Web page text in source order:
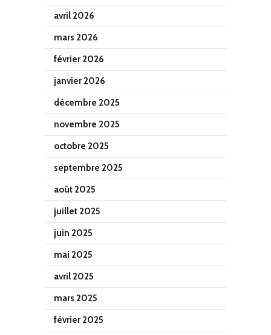
avril 2026
mars 2026
février 2026
janvier 2026
décembre 2025
novembre 2025
octobre 2025
septembre 2025
août 2025
juillet 2025
juin 2025
mai 2025
avril 2025
mars 2025
février 2025